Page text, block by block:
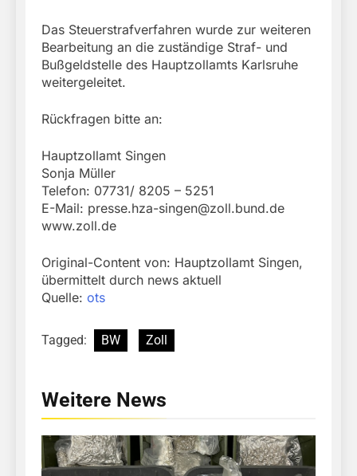
Das Steuerstrafverfahren wurde zur weiteren
Bearbeitung an die zuständige Straf- und
Bußgeldstelle des Hauptzollamts Karlsruhe
weitergeleitet.
Rückfragen bitte an:
Hauptzollamt Singen
Sonja Müller
Telefon: 07731/ 8205 – 5251
E-Mail: presse.hza-singen@zoll.bund.de
www.zoll.de
Original-Content von: Hauptzollamt Singen,
übermittelt durch news aktuell
Quelle: ots
Tagged: BW Zoll
Weitere News